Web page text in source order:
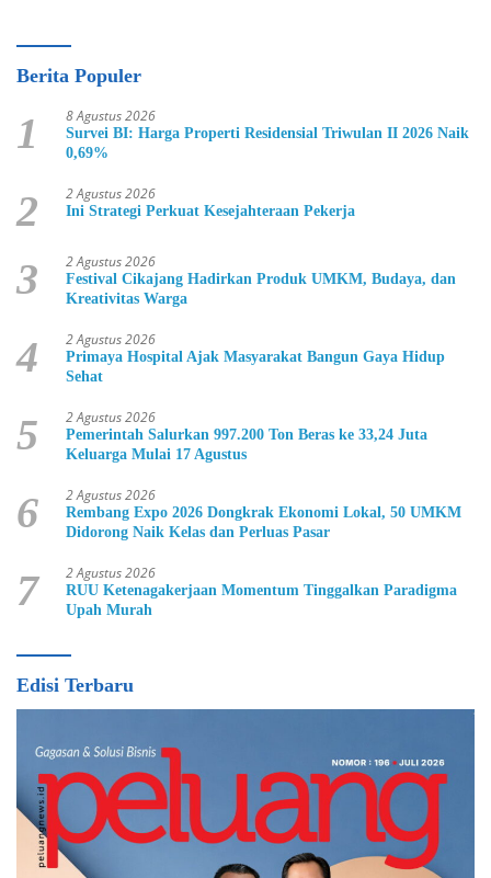
Berita Populer
1 8 Agustus 2026
Survei BI: Harga Properti Residensial Triwulan II 2026 Naik
0,69%
2 2 Agustus 2026
Ini Strategi Perkuat Kesejahteraan Pekerja
3 2 Agustus 2026
Festival Cikajang Hadirkan Produk UMKM, Budaya, dan
Kreativitas Warga
4 2 Agustus 2026
Primaya Hospital Ajak Masyarakat Bangun Gaya Hidup
Sehat
5 2 Agustus 2026
Pemerintah Salurkan 997.200 Ton Beras ke 33,24 Juta
Keluarga Mulai 17 Agustus
6 2 Agustus 2026
Rembang Expo 2026 Dongkrak Ekonomi Lokal, 50 UMKM
Didorong Naik Kelas dan Perluas Pasar
7 2 Agustus 2026
RUU Ketenagakerjaan Momentum Tinggalkan Paradigma
Upah Murah
Edisi Terbaru